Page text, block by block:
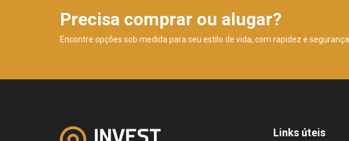
Precisa comprar ou alugar?
Encontre opções sob medida para seu estilo de vida, com rapidez e segurança.
Links úteis